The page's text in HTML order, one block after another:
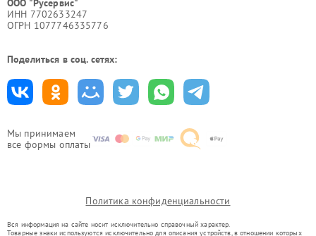
Мы принимаем
все формы оплаты
ООО "Русервис"
ИНН 7702633247
ОГРН 1077746335776
Поделиться в соц. сетях:
Политика конфиденциальности
Вся информация на сайте носит исключительно справочный характер.
Товарные знаки используются исключительно для описания устройств, в отношении которых